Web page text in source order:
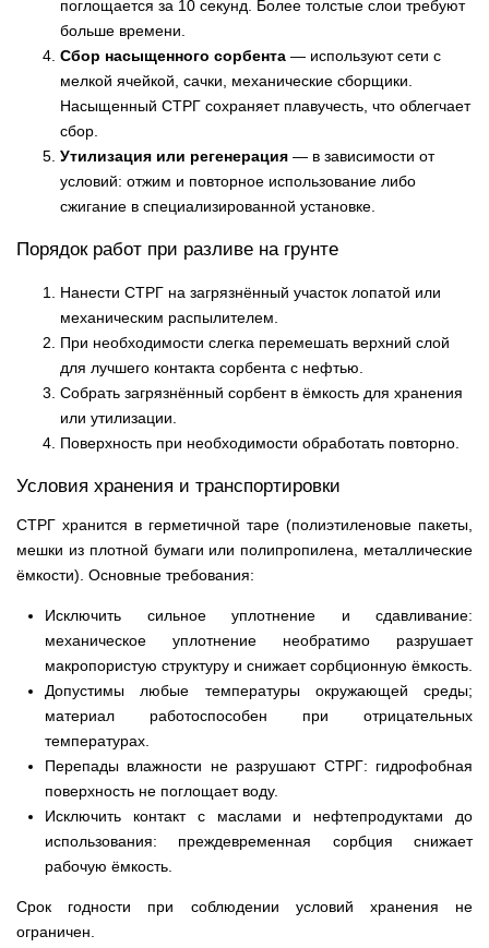
поглощается за 10 секунд. Более толстые слои требуют
больше времени.
Сбор насыщенного сорбента — используют сети с
мелкой ячейкой, сачки, механические сборщики.
Насыщенный СТРГ сохраняет плавучесть, что облегчает
сбор.
Утилизация или регенерация — в зависимости от
условий: отжим и повторное использование либо
сжигание в специализированной установке.
Порядок работ при разливе на грунте
Нанести СТРГ на загрязнённый участок лопатой или
механическим распылителем.
При необходимости слегка перемешать верхний слой
для лучшего контакта сорбента с нефтью.
Собрать загрязнённый сорбент в ёмкость для хранения
или утилизации.
Поверхность при необходимости обработать повторно.
Условия хранения и транспортировки
СТРГ хранится в герметичной таре (полиэтиленовые пакеты,
мешки из плотной бумаги или полипропилена, металлические
ёмкости). Основные требования:
Исключить сильное уплотнение и сдавливание:
механическое уплотнение необратимо разрушает
макропористую структуру и снижает сорбционную ёмкость.
Допустимы любые температуры окружающей среды;
материал работоспособен при отрицательных
температурах.
Перепады влажности не разрушают СТРГ: гидрофобная
поверхность не поглощает воду.
Исключить контакт с маслами и нефтепродуктами до
использования: преждевременная сорбция снижает
рабочую ёмкость.
Срок годности при соблюдении условий хранения не
ограничен.